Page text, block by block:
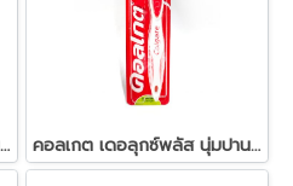
คอลเกต นุ่มพิเศษ ขนแปรงนุ่มพิเศษ ขนาดสำหรับเด็ก คอลเกต เดอลุกซ์พลัส นุ่มปานกลาง พร้อมที่ทำความสะอาดลิ้น